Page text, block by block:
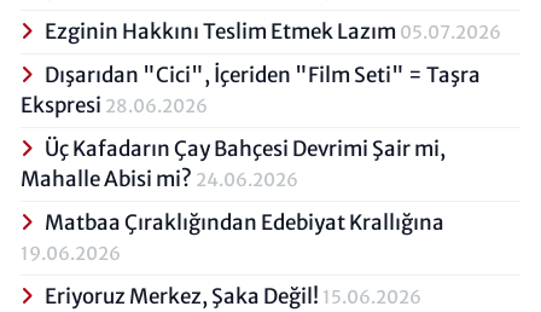
Ezginin Hakkını Teslim Etmek Lazım 05.07.2026
Dışarıdan "Cici", İçeriden "Film Seti" = Taşra
Ekspresi 28.06.2026
Üç Kafadarın Çay Bahçesi Devrimi Şair mi,
Mahalle Abisi mi? 24.06.2026
Matbaa Çıraklığından Edebiyat Krallığına
19.06.2026
Eriyoruz Merkez, Şaka Değil! 15.06.2026